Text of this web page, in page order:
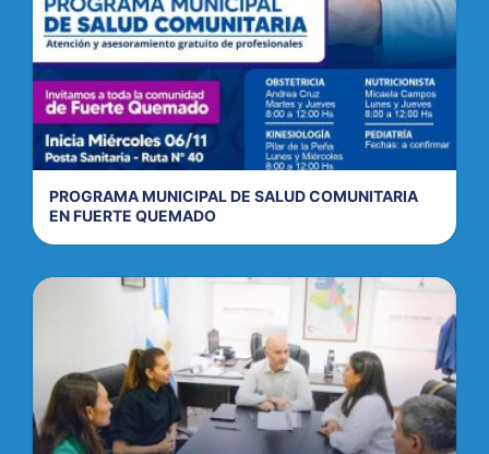
PROGRAMA MUNICIPAL DE SALUD COMUNITARIA
EN FUERTE QUEMADO